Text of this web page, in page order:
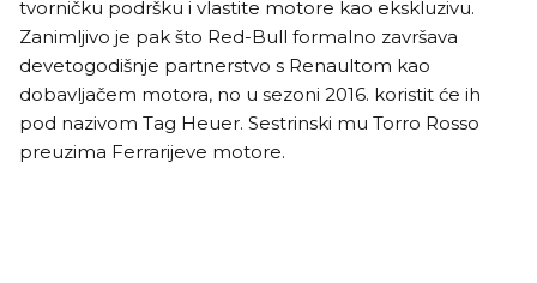
tvorničku podršku i vlastite motore kao ekskluzivu.
Zanimljivo je pak što Red-Bull formalno završava
devetogodišnje partnerstvo s Renaultom kao
dobavljačem motora, no u sezoni 2016. koristit će ih
pod nazivom Tag Heuer. Sestrinski mu Torro Rosso
preuzima Ferrarijeve motore.